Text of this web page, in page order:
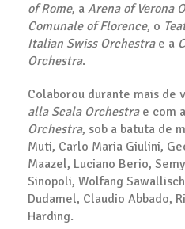
of Rome, a Arena of Verona
Comunale of Florence, o
Italian Swiss Orchestrae a
Orchestra.
Colaborou durante mais de
alla Scala Orchestrae com a
Orchestra, sob a batuta de
Muti, Carlo Maria Giulini,
Maazel, Luciano Berio,
Sinopoli, Wolfang
Dudamel, Claudio Abbado,
Harding.